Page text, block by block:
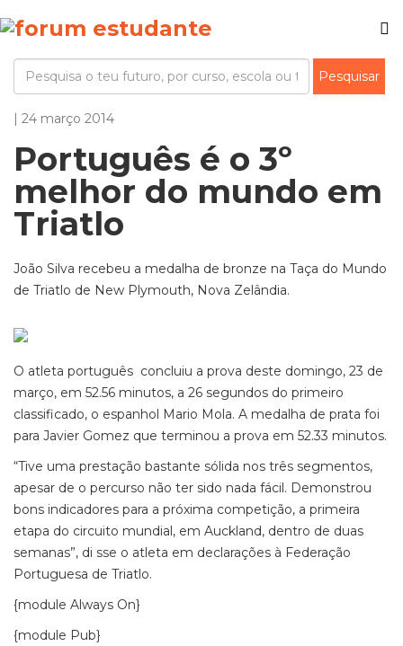
| 24 março 2014
Português é o 3º
melhor do mundo em
Triatlo
João Silva recebeu a medalha de bronze na Taça do Mundo
de Triatlo de New Plymouth, Nova Zelândia.
O atleta português concluiu a prova deste domingo, 23 de
março, em 52.56 minutos, a 26 segundos do primeiro
classificado, o espanhol Mario Mola. A medalha de prata foi
para Javier Gomez que terminou a prova em 52.33 minutos.
“Tive uma prestação bastante sólida nos três segmentos,
apesar de o percurso não ter sido nada fácil. Demonstrou
bons indicadores para a próxima competição, a primeira
etapa do circuito mundial, em Auckland, dentro de duas
semanas”, di sse o atleta em declarações à Federação
Portuguesa de Triatlo.
{module Always On}
{module Pub}